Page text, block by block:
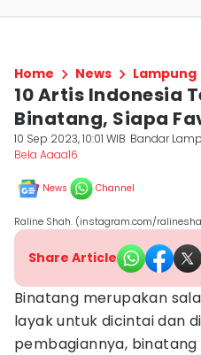
Home News Lampung
10 Artis Indonesia
Binatang, Siapa
10 Sep 2023, 10:01 WIB Bandar
Bela Aaaa16
News Channel
Raline Shah. (instagram.com/
Share Article
Binatang merupakan
layak untuk dicintai dan
pembagiannya, binatang